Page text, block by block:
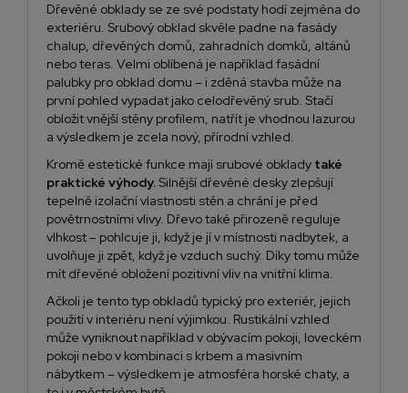
Dřevěné obklady se ze své podstaty hodí zejména do
exteriéru. Srubový obklad skvěle padne na fasády
chalup, dřevěných domů, zahradních domků, altánů
nebo teras. Velmi oblíbená je například fasádní
palubky pro obklad domu – i zděná stavba může na
první pohled vypadat jako celodřevěný srub. Stačí
obložit vnější stěny profilem, natřít je vhodnou lazurou
a výsledkem je zcela nový, přírodní vzhled.
Kromě estetické funkce mají srubové obklady také
praktické výhody. Silnější dřevěné desky zlepšují
tepelně izolační vlastnosti stěn a chrání je před
povětrnostními vlivy. Dřevo také přirozeně reguluje
vlhkost – pohlcuje ji, když je jí v místnosti nadbytek, a
uvolňuje ji zpět, když je vzduch suchý. Díky tomu může
mít dřevěné obložení pozitivní vliv na vnitřní klima.
Ačkoli je tento typ obkladů typický pro exteriér, jejich
použití v interiéru není výjimkou. Rustikální vzhled
může vyniknout například v obývacím pokoji, loveckém
pokoji nebo v kombinaci s krbem a masivním
nábytkem – výsledkem je atmosféra horské chaty, a